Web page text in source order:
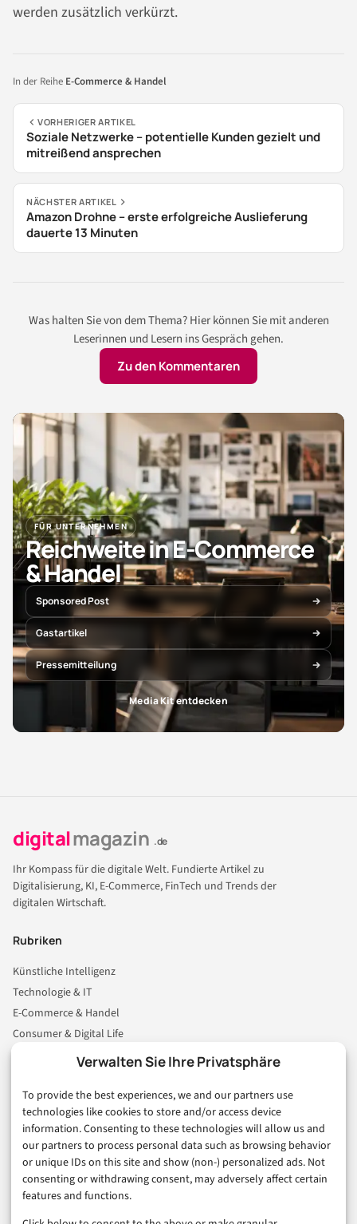
Verwalten Sie Ihre Privatsphäre
To provide the best experiences, we and our partners use
technologies like cookies to store and/or access device
information. Consenting to these technologies will allow us and
our partners to process personal data such as browsing behavior
or unique IDs on this site and show (non-) personalized ads. Not
consenting or withdrawing consent, may adversely affect certain
features and functions.
werden zusätzlich verkürzt.
In der Reihe E-Commerce & Handel
VORHERIGER ARTIKEL
Soziale Netzwerke – potentielle Kunden gezielt und
mitreißend ansprechen
NÄCHSTER ARTIKEL
Amazon Drohne – erste erfolgreiche Auslieferung
dauerte 13 Minuten
Was halten Sie von dem Thema? Hier können Sie mit anderen
Leserinnen und Lesern ins Gespräch gehen.
Zu den Kommentaren
FÜR UNTERNEHMEN
Reichweite in E-Commerce
& Handel
Sponsored Post
Gastartikel
Pressemitteilung
Media Kit entdecken
digitalmagazin .de
Ihr Kompass für die digitale Welt. Fundierte Artikel zu
Digitalisierung, KI, E-Commerce, FinTech und Trends der
digitalen Wirtschaft.
Rubriken
Künstliche Intelligenz
Technologie & IT
E-Commerce & Handel
Consumer & Digital Life
Business & Karriere
Sicherheit & Recht
Digitalisierung
Marketing
Magazin